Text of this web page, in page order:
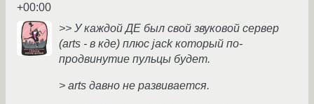
+00:00
>> У каждой ДЕ был свой звуковой сервер
(arts - в кде) плюс jack который по-
продвинутие пульцы будет.
> arts давно не развивается.